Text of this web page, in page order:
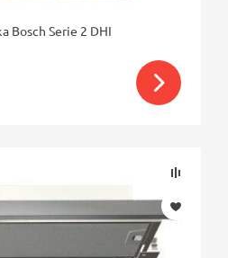
Bosch Serie 2 DHI